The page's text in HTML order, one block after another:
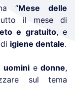
“Mese delle
il mese di
e gratuito, e
igiene dentale.
uomini e donne,
sul tema